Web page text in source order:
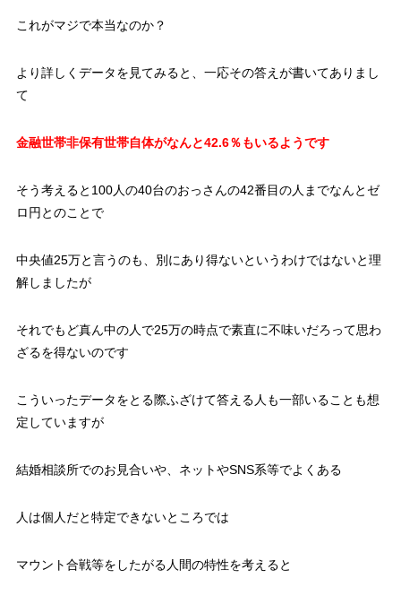
これがマジで本当なのか？
より詳しくデータを見てみると、一応その答えが書いてありまし
て
金融世帯非保有世帯自体がなんと42.6％もいるようです
そう考えると100人の40台のおっさんの42番目の人までなんとゼ
ロ円とのことで
中央値25万と言うのも、別にあり得ないというわけではないと理
解しましたが
それでもど真ん中の人で25万の時点で素直に不味いだろって思わ
ざるを得ないのです
こういったデータをとる際ふざけて答える人も一部いることも想
定していますが
結婚相談所でのお見合いや、ネットやSNS系等でよくある
人は個人だと特定できないところでは
マウント合戦等をしたがる人間の特性を考えると